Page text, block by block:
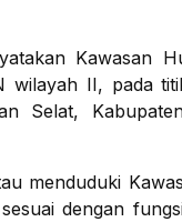
Kawasan
wilayah II, pada
Selat,
menduduki
dengan